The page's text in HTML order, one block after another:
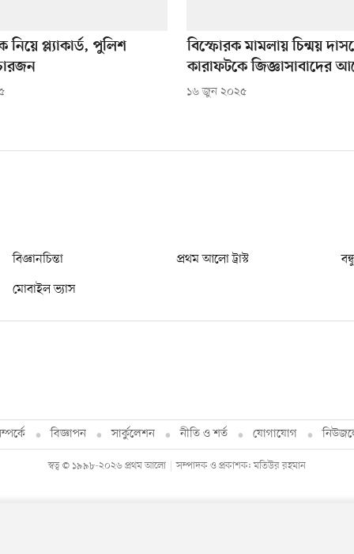
নিয়ে প্ল্যাকার্ড, পুলিশ
বিস্ফোরক মামলায় চিন্ময়
কারাফটকে জিজ্ঞাসাবাদের
১৬ জুন ২০২৫
বিজ্ঞানচিন্তা প্রথম আলো ট্রাস্ট
মোবাইল ভ্যাস
বিজ্ঞাপন সার্কুলেশন নীতি ও শর্ত যোগাযোগ
স্বত্ব © ১৯৯৮-২০২৬ প্রথম আলো সম্পাদক ও প্রকাশক: মতিউর রহমান